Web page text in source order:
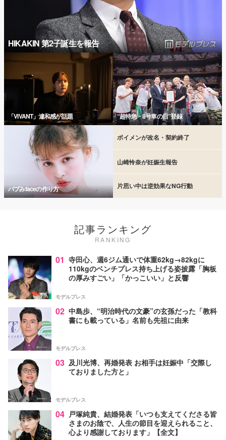
HIKAKIN 第2子誕生を報告
「VIVANT」違和感が話題 “超特急・8号車の日”登録
バブみfaceの作り方
ボイメンが改名・契約終了
山崎怜奈が妊娠生報告
片思い中は逆効果なNG行動
記事ランキング
RANKING
01 寺田心、週6ジム通いで体重62kg→82kgに
110kgのベンチプレス持ち上げる姿披露「胸板
の厚みすごい」「かっこいい」と反響
モデルプレス
02 中島歩、“明治時代の文豪”の玄孫だった「教科
書にも載っている」名前も先祖に由来
モデルプレス
03 及川光博、再婚発表 お相手は妊娠中「交際し
ておりました方と」
モデルプレス
04 戸塚純貴、結婚発表「いつも支えてくださる皆
さまのお陰で、人生の節目を迎えられること、
心より感謝しております」【全文】